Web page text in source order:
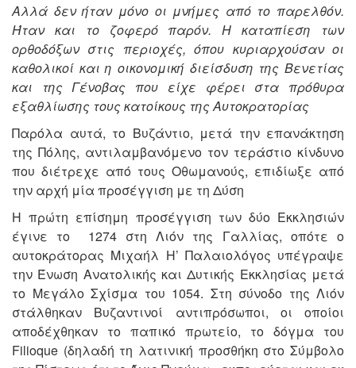
Αλλά δεν ήταν μόνο οι μνήμες από το παρελθόν.
Ήταν και το ζοφερό παρόν. Η καταπίεση των
ορθοδόξων στις περιοχές, όπου κυριαρχούσαν οι
καθολικοί και η οικονομική διείσδυση της Βενετίας
και της Γένοβας που είχε φέρει στα πρόθυρα
εξαθλίωσης τους κατοίκους της Αυτοκρατορίας
Παρόλα αυτά, το Βυζάντιο, μετά την επανάκτηση
της Πόλης, αντιλαμβανόμενο τον τεράστιο κίνδυνο
που διέτρεχε από τους Οθωμανούς, επιδίωξε από
την αρχή μία προσέγγιση με τη Δύση
Η πρώτη επίσημη προσέγγιση των δύο Εκκλησιών
έγινε το 1274 στη Λιόν της Γαλλίας, οπότε ο
αυτοκράτορας Μιχαήλ Η’ Παλαιολόγος υπέγραψε
την Ένωση Ανατολικής και Δυτικής Εκκλησίας μετά
το Μεγάλο Σχίσμα του 1054. Στη σύνοδο της Λιόν
στάλθηκαν Βυζαντινοί αντιπρόσωποι, οι οποίοι
αποδέχθηκαν το παπικό πρωτείο, το δόγμα του
Filioque (δηλαδή τη λατινική προσθήκη στο Σύμβολο